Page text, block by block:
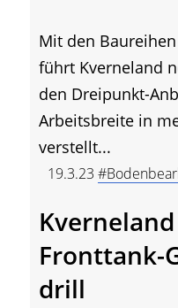
Mit den Baureihen
führt Kverneland
den Dreipunkt-
Arbeitsbreite in
verstellt...
19.3.23
Fronttank-
drill